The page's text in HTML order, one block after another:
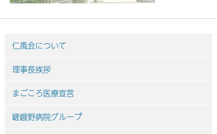
仁風会について
理事長挨拶
まごころ医療宣言
嵯峨野病院グループ